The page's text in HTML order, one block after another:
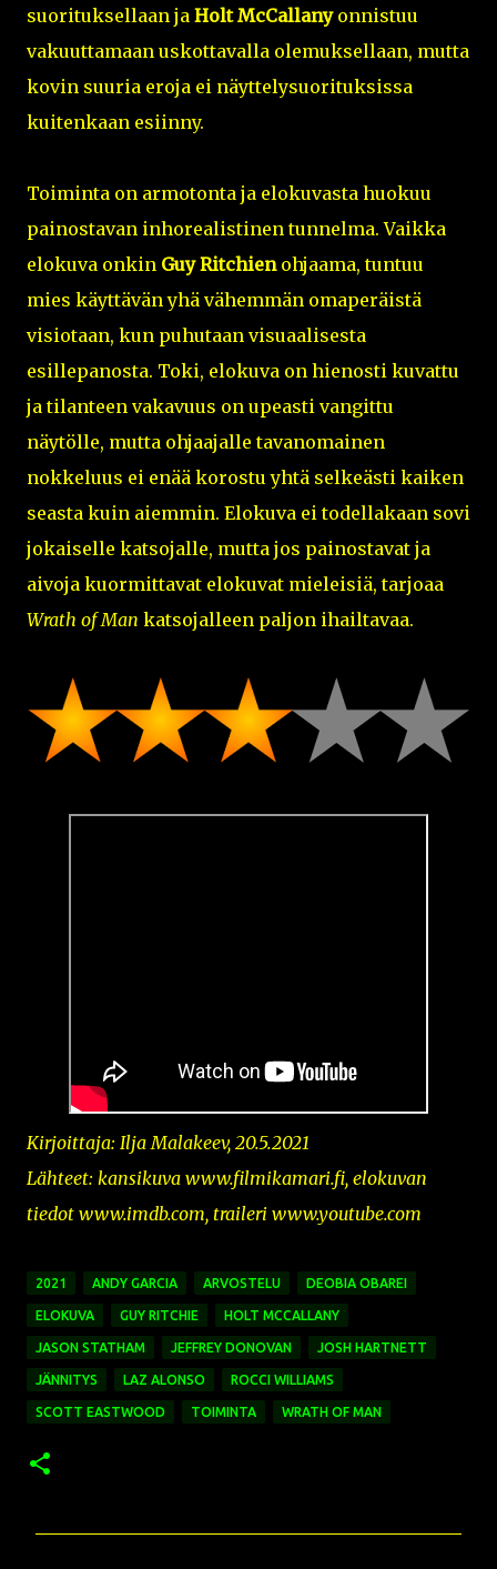
suorituksellaan ja Holt McCallanyonnistuu
vakuuttamaan uskottavalla olemuksellaan, mutta
kovin suuria eroja ei näyttelysuorituksissa
kuitenkaan esiinny.
Toiminta on armotonta ja elokuvasta huokuu
painostavan inhorealistinen tunnelma. Vaikka
elokuva onkin Guy Ritchienohjaama, tuntuu
mies käyttävän yhä vähemmän omaperäistä
visiotaan, kun puhutaan visuaalisesta
esillepanosta. Toki, elokuva on hienosti kuvattu
ja tilanteen vakavuus on upeasti vangittu
näytölle, mutta ohjaajalle tavanomainen
nokkeluus ei enää korostu yhtä selkeästi kaiken
seasta kuin aiemmin. Elokuva ei todellakaan sovi
jokaiselle katsojalle, mutta jos painostavat ja
aivoja kuormittavat elokuvat mieleisiä, tarjoaa
Wrath of Man katsojalleen paljon ihailtavaa.
Kirjoittaja: Ilja Malakeev, 20.5.2021
Lähteet: kansikuva www.filmikamari.fi, elokuvan
tiedot www.imdb.com, traileri www.youtube.com
2021 ANDY GARCIA ARVOSTELU DEOBIA OBAREI
ELOKUVA GUY RITCHIE HOLT MCCALLANY
JASON STATHAM JEFFREY DONOVAN JOSH HARTNETT
JÄNNITYS LAZ ALONSO ROCCI WILLIAMS
SCOTT EASTWOOD TOIMINTA WRATH OF MAN